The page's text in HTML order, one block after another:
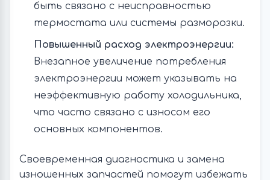
быть связано с неисправностью
термостата или системы разморозки.
Повышенный расход электроэнергии:
Внезапное увеличение потребления
электроэнергии может указывать на
неэффективную работу холодильника,
что часто связано с износом его
основных компонентов.
Своевременная диагностика и замена
изношенных запчастей помогут избежать